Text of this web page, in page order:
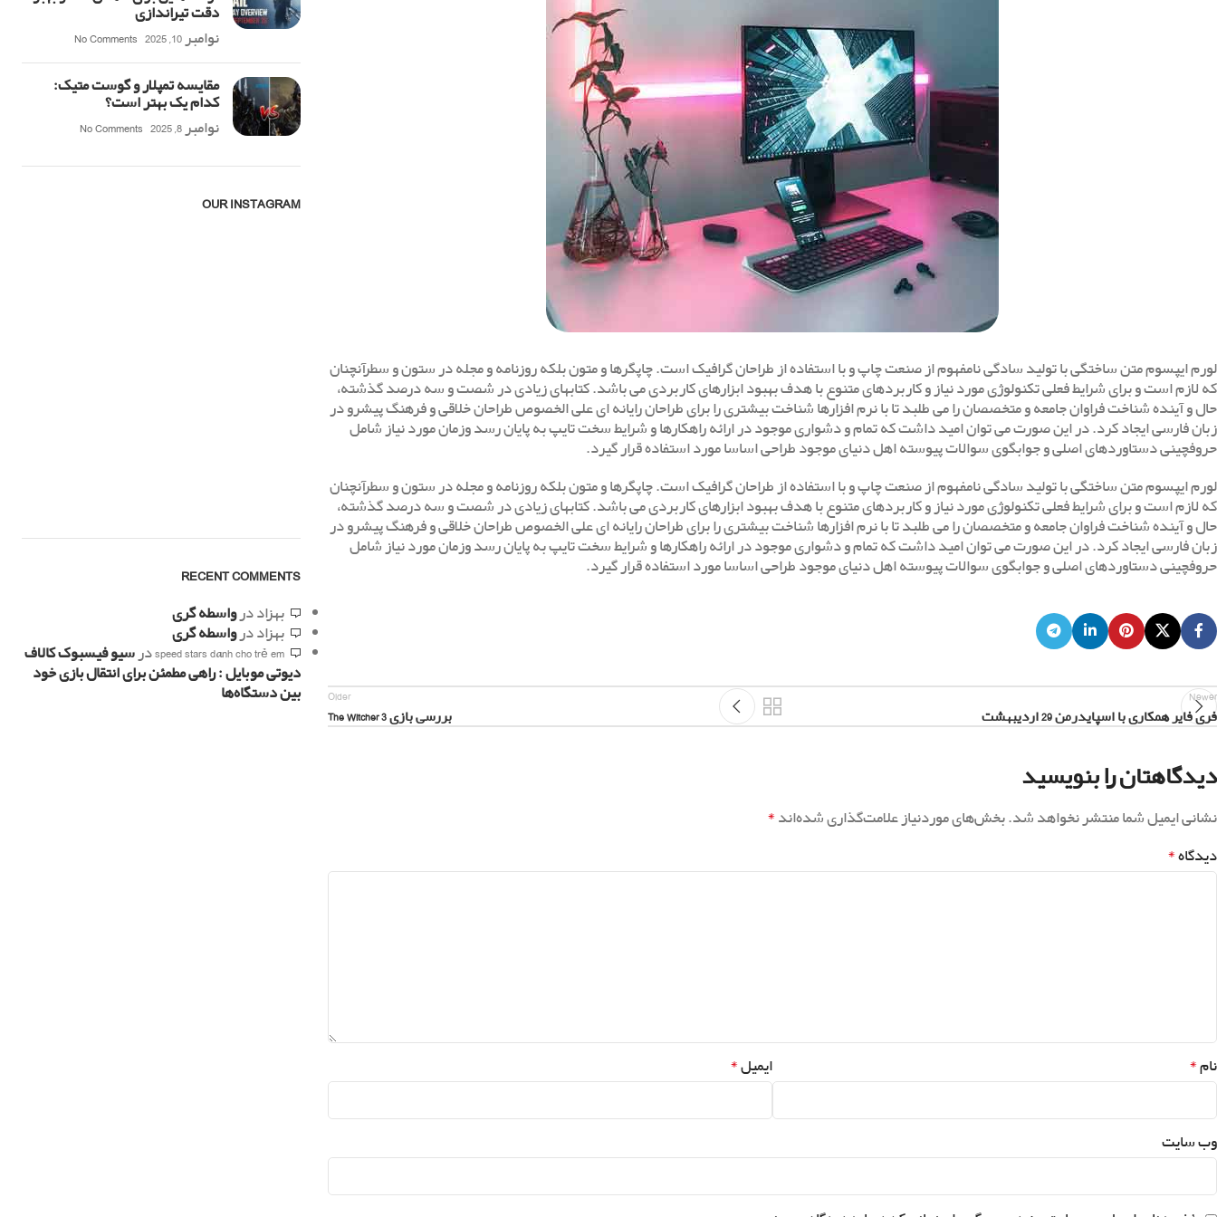
لورم ایپسوم متن ساختگی با تولید سادگی نامفهوم از صنعت چاپ و با استفاده از طراحان گرافیک است. چاپگرها و متون بلکه روزنامه و مجله در ستون و سطرآنچنان
که لازم است و برای شرایط فعلی تکنولوژی مورد نیاز و کاربردهای متنوع با هدف بهبود ابزارهای کاربردی می باشد. کتابهای زیادی در شصت و سه درصد گذشته،
حال و آینده شناخت فراوان جامعه و متخصصان را می طلبد تا با نرم افزارها شناخت بیشتری را برای طراحان رایانه ای علی الخصوص طراحان خلاقی و فرهنگ پیشرو در
زبان فارسی ایجاد کرد. در این صورت می توان امید داشت که تمام و دشواری موجود در ارائه راهکارها و شرایط سخت تایپ به پایان رسد وزمان مورد نیاز شامل
حروفچینی دستاوردهای اصلی و جوابگوی سوالات پیوسته اهل دنیای موجود طراحی اساسا مورد استفاده قرار گیرد.
لورم ایپسوم متن ساختگی با تولید سادگی نامفهوم از صنعت چاپ و با استفاده از طراحان گرافیک است. چاپگرها و متون بلکه روزنامه و مجله در ستون و سطرآنچنان
که لازم است و برای شرایط فعلی تکنولوژی مورد نیاز و کاربردهای متنوع با هدف بهبود ابزارهای کاربردی می باشد. کتابهای زیادی در شصت و سه درصد گذشته،
حال و آینده شناخت فراوان جامعه و متخصصان را می طلبد تا با نرم افزارها شناخت بیشتری را برای طراحان رایانه ای علی الخصوص طراحان خلاقی و فرهنگ پیشرو در
زبان فارسی ایجاد کرد. در این صورت می توان امید داشت که تمام و دشواری موجود در ارائه راهکارها و شرایط سخت تایپ به پایان رسد وزمان مورد نیاز شامل
حروفچینی دستاوردهای اصلی و جوابگوی سوالات پیوسته اهل دنیای موجود طراحی اساسا مورد استفاده قرار گیرد.
Newer
فری فایر همکاری با اسپایدرمن 29 اردیبهشت
Older
بررسی بازی The Witcher 3
دیدگاهتان را بنویسید
نشانی ایمیل شما منتشر نخواهد شد.بخش‌های موردنیاز علامت‌گذاری شده‌اند*
دیدگاه*
نام* ایمیل*
وب‌ سایت
دقت تیراندازی
نوامبر 10, 2025
No Comments
مقایسه تمپلار و گوست متیک:
کدام یک بهتر است؟
نوامبر 8, 2025
No Comments
OUR INSTAGRAM
RECENT COMMENTS
بهزاددرواسطه گری
بهزاددرواسطه گری
speed stars dành cho trẻ emدرسیو فیسبوک کالاف
دیوتی موبایل : راهی مطمئن برای انتقال بازی خود
بین دستگاه‌ها